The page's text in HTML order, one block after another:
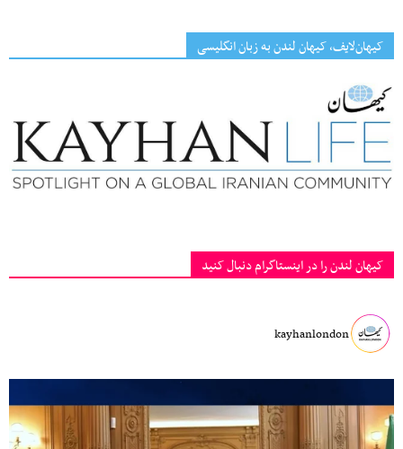
کیهان‌لایف، کیهان لندن به زبان انگلیسی
کیهان لندن را در اینستاگرام دنبال کنید
kayhanlondon